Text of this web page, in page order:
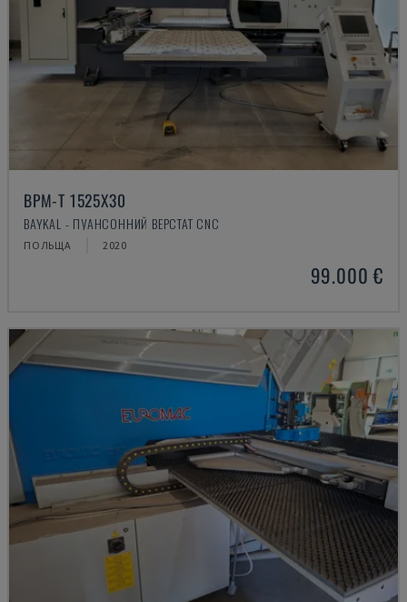
BPM-T 1525X30
BAYKAL - ПУАНСОННИЙ ВЕРСТАТ CNC
ПОЛЬЩА 2020
99.000 €